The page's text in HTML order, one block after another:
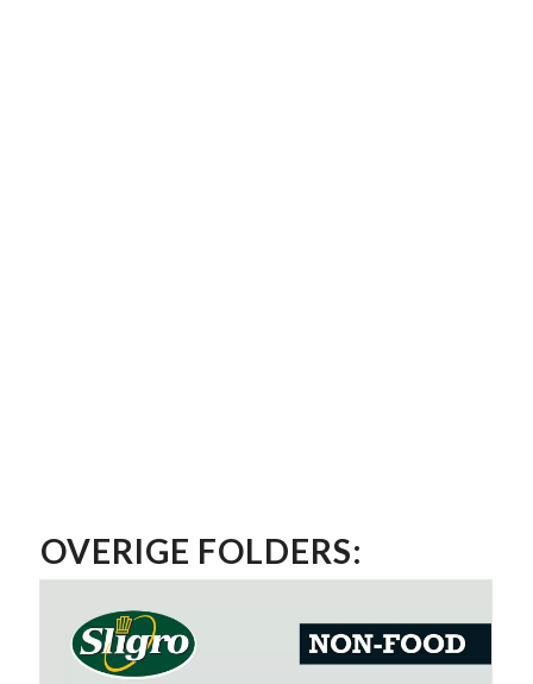
OVERIGE FOLDERS: